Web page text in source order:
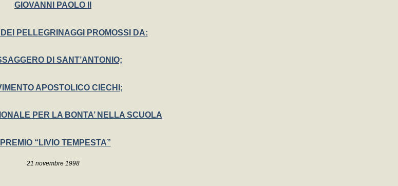
GIOVANNI PAOLO II
PELLEGRINAGGI PROMOSSI DA:
DI SANT’ANTONIO;
APOSTOLICO CIECHI;
PER LA BONTA’ NELLA SCUOLA
“LIVIO TEMPESTA”
21 novembre 1998